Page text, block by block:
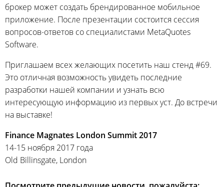
брокер может создать брендированное мобильное
приложение. После презентации состоится сессия
вопросов-ответов со специалистами MetaQuotes
Software.
Приглашаем всех желающих посетить наш стенд #69.
Это отличная возможность увидеть последние
разработки нашей компании и узнать всю
интересующую информацию из первых уст. До встречи
на выставке!‌
Finance Magnates London Summit 2017
14-15 ноября 2017 года
Old Billinsgate, London